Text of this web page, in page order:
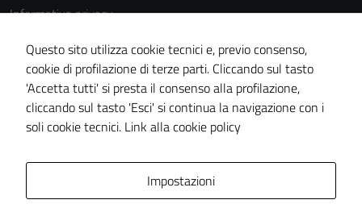
Informativa privacy
Cookie Policy
Note legali
Dichiarazione di accessibilità
Piano di miglioramento del sito
Questo sito utilizza cookie tecnici e, previo consenso,
cookie di profilazione di terze parti. Cliccando sul tasto
'Accetta tutti' si presta il consenso alla profilazione,
cliccando sul tasto 'Esci' si continua la navigazione con i
soli cookie tecnici. Link alla cookie policy
Impostazioni
essere
disabilitati.
Questi cookie
non raccolgono
informazioni